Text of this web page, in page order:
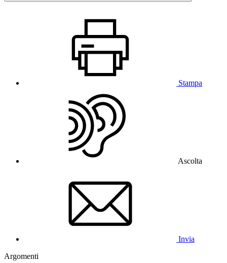
Stampa
Ascolta
Invia
Argomenti